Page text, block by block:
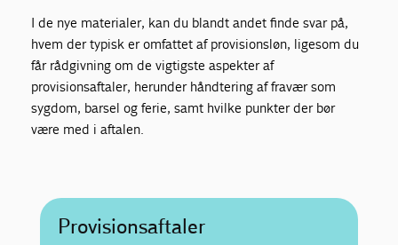
I de nye materialer, kan du blandt andet finde svar på,
hvem der typisk er omfattet af provisionsløn, ligesom du
får rådgivning om de vigtigste aspekter af
provisionsaftaler, herunder håndtering af fravær som
sygdom, barsel og ferie, samt hvilke punkter der bør
være med i aftalen.
Provisionsaftaler